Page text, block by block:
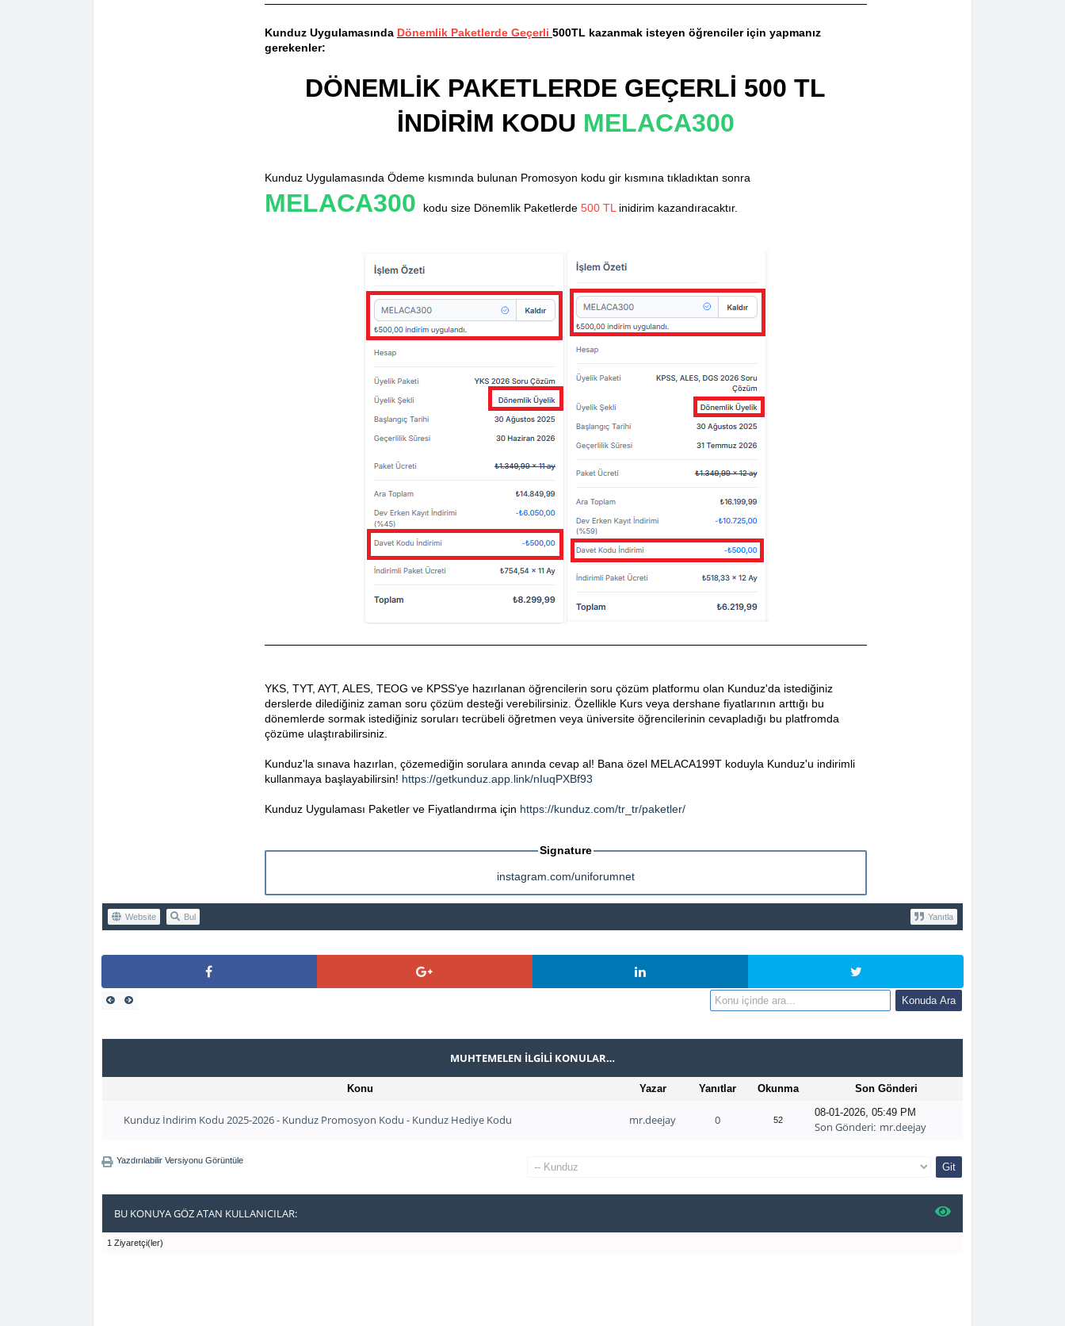
Kunduz Uygulamasında Dönemlik Paketlerde Geçerli 500TL kazanmak isteyen öğrenciler için yapmanız
gerekenler:
DÖNEMLİK PAKETLERDE GEÇERLİ 500 TL
İNDİRİM KODU MELACA300
Kunduz Uygulamasında Ödeme kısmında bulunan Promosyon kodu gir kısmına tıkladıktan sonra
MELACA300 kodu size Dönemlik Paketlerde 500 TL inidirim kazandıracaktır.
YKS, TYT, AYT, ALES, TEOG ve KPSS'ye hazırlanan öğrencilerin soru çözüm platformu olan Kunduz'da istediğiniz
derslerde dilediğiniz zaman soru çözüm desteği verebilirsiniz. Özellikle Kurs veya dershane fiyatlarının arttığı bu
dönemlerde sormak istediğiniz soruları tecrübeli öğretmen veya üniversite öğrencilerinin cevapladığı bu platfromda
çözüme ulaştırabilirsiniz.
Kunduz'la sınava hazırlan, çözemediğin sorulara anında cevap al! Bana özel MELACA199T koduyla Kunduz'u indirimli
kullanmaya başlayabilirsin! https://getkunduz.app.link/nIuqPXBf93
Kunduz Uygulaması Paketler ve Fiyatlandırma için https://kunduz.com/tr_tr/paketler/
Signature
instagram.com/uniforumnet
Website Bul Yanıtla
MUHTEMELEN İLGILI KONULAR…
Konu Yazar Yanıtlar Okunma Son Gönderi
Kunduz İndirim Kodu 2025-2026 - Kunduz Promosyon Kodu - Kunduz Hediye Kodu mr.deejay 0 52
08-01-2026, 05:49 PM
Son Gönderi: mr.deejay
Yazdırılabilir Versiyonu Görüntüle
BU KONUYA GÖZ ATAN KULLANICILAR:
1 Ziyaretçi(ler)